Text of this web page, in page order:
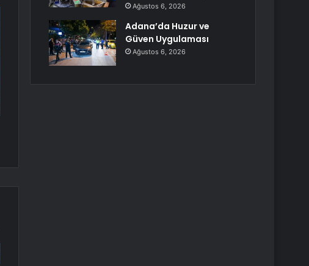
Ağustos 6, 2026
Adana’da Huzur ve
Güven Uygulaması
Ağustos 6, 2026